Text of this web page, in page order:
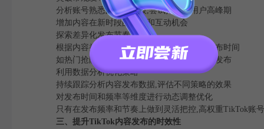
分析账号熟悉的发布时段,尝试拓展到用户高峰期
增加内容在新时段的曝光和互动机会
探索差异化发布节奏
根据内容类型和用户需求,调整不同内容的发布时间
如热门抢眼内容集中发布,长线深度内容错峰发布
利用数据分析优化策略
持续跟踪分析内容发布数据,评估不同策略的效果
对发布时间和频率等维度进行动态调整优化
只有在发布频率和节奏上做到灵活把控,高权重TikTok账
三、提升TikTok内容发布的时效性